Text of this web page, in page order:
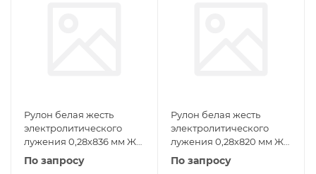
Рулон белая жесть
электролитического
лужения 0,28х836 мм ЖК
ГОСТ Р 52204-2004
По запросу
Рулон белая жесть
электролитического
лужения 0,28х820 мм ЖК
ГОСТ Р 52204-2004
По запросу